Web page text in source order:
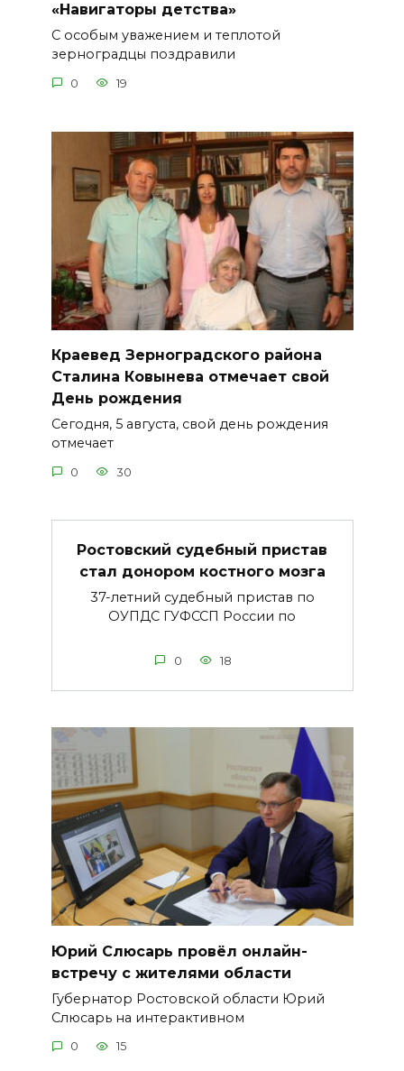
«Навигаторы детства»
С особым уважением и теплотой
зерноградцы поздравили
0 19
Краевед Зерноградского района
Сталина Ковынева отмечает свой
День рождения
Сегодня, 5 августа, свой день рождения
отмечает
0 30
Ростовский судебный пристав
стал донором костного мозга
37-летний судебный пристав по
ОУПДС ГУФССП России по
0 18
Юрий Слюсарь провёл онлайн-
встречу с жителями области
Губернатор Ростовской области Юрий
Слюсарь на интерактивном
0 15